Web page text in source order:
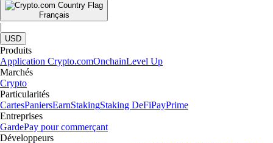
Français
|
USD
Produits
Application Crypto.comOnchainLevel Up
Marchés
Crypto
Particularités
CartesPaniersEarnStakingStaking DeFiPayPrime
Entreprises
GardePay pour commerçant
Développeurs